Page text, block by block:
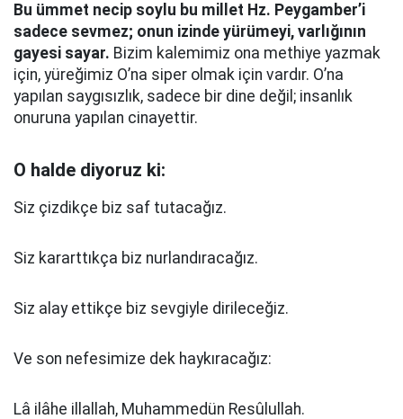
Bu ümmet necip soylu bu millet Hz. Peygamber’i
sadece sevmez; onun izinde yürümeyi, varlığının
gayesi sayar. Bizim kalemimiz ona methiye yazmak
için, yüreğimiz O’na siper olmak için vardır. O’na
yapılan saygısızlık, sadece bir dine değil; insanlık
onuruna yapılan cinayettir.
O halde diyoruz ki:
Siz çizdikçe biz saf tutacağız.
Siz kararttıkça biz nurlandıracağız.
Siz alay ettikçe biz sevgiyle dirileceğiz.
Ve son nefesimize dek haykıracağız:
Lâ ilâhe illallah, Muhammedün Resûlullah.